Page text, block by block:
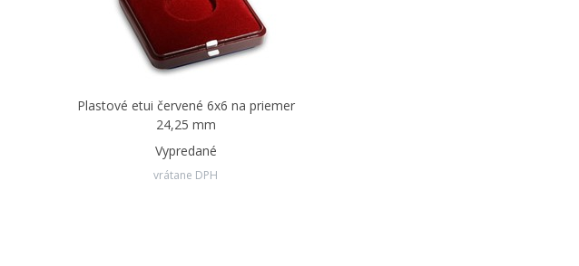
Plastové etui červené 6x6 na priemer
24,25 mm
Vypredané
vrátane DPH